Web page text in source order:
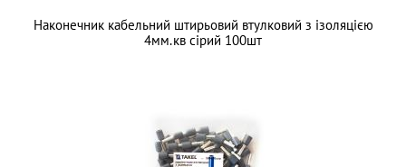
Наконечник кабельний штирьовий втулковий з ізоляцією
4мм.кв сірий 100шт